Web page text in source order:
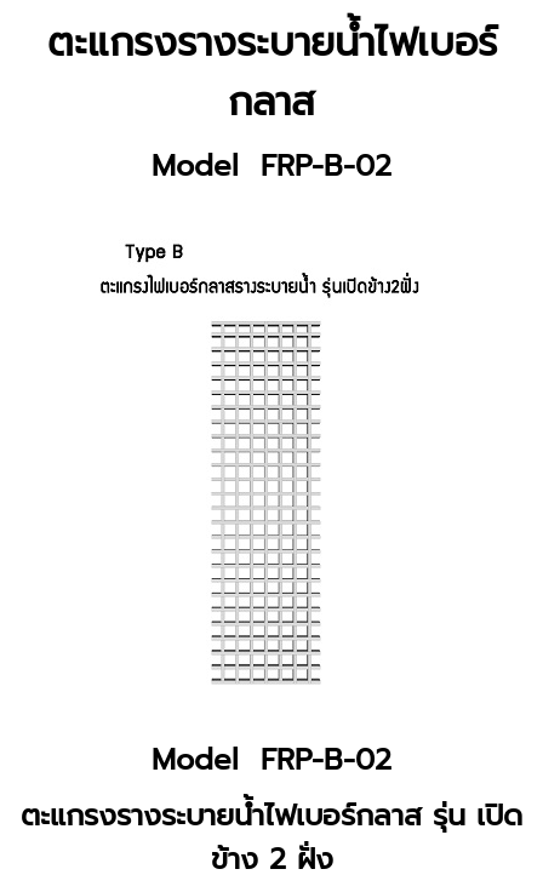
ตะแกรงรางระบายน้ำไฟเบอร์
กลาส
Model FRP-B-02
Model FRP-B-02
ตะแกรงรางระบายน้ำไฟเบอร์กลาส รุ่น เปิด
ข้าง 2 ฝั่ง